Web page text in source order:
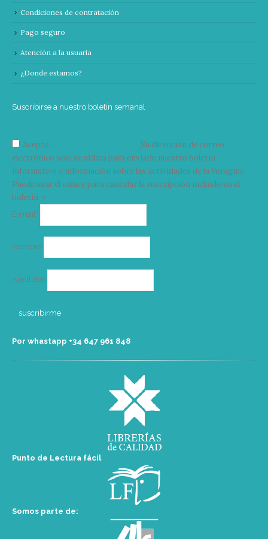
Condiciones de contratación
Pago seguro
Atención a la usuaria
¿Donde estamos?
Suscribirse a nuestro boletín semanal
Acepto
Su dirección de correo
electrónico solo se utiliza para enviarle nuestro boletín
informativo e información sobre las actividades de la Vorágine.
Puede usar el enlace para cancelar la suscripción incluido en el
boletín. >
E-mail*
Nombre
Apellidos
Por whastapp +34 ‭647 961 848‬
Punto de Lectura fácil
Somos parte de: